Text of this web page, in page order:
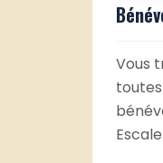
Vous